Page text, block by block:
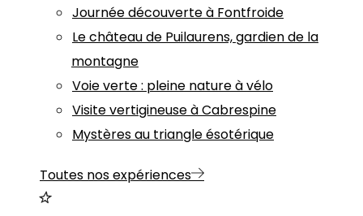
Journée découverte à Fontfroide
Le château de Puilaurens, gardien de la
montagne
Voie verte : pleine nature à vélo
Visite vertigineuse à Cabrespine
Mystères au triangle ésotérique
Toutes nos expériences